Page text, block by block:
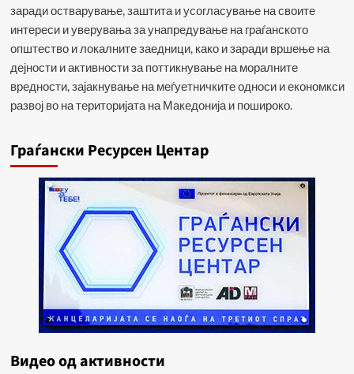
заради остварување, заштита и усогласување на своите
интереси и уверувања за унапредување на граѓанското
општество и локалните заедници, како и заради вршење на
дејности и активности за поттикнување на моралните
вредности, зајакнување на меѓуетничките односи и економкси
развој во на територијата на Македонија и пошироко.
Граѓански Ресурсен Центар
Видеo од активности